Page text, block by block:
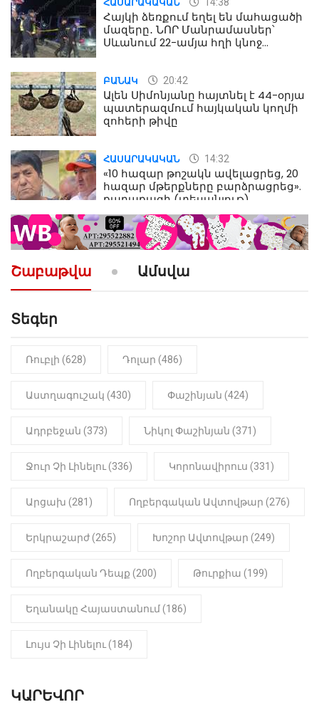
ՀԱՍԱՐԱԿԱԿԱՆ
Հայկի ձեռքում եղել են մահացածի
մազերը․ ՆՈՐ Մանրամասներ՝
Սևանում 22-ամյա հղի կնոջ
ԲԱՆԱԿ 20:42
Ալեն Սիմոնյանը հայտնել է 44-օրյա
պատերազմում հայկական կողմի
զոհերի թիվը
ՀԱՍԱՐԱԿԱԿԱՆ 14:32
«10 հազար թոշակն ավելացրեց, 20
հազար մթերքները բարձրացրեց».
քաղաքացի (տեսանյութ)
ՔԱՂԱՔԱԿԱՆ 10:52
«Լեզվիդ տալու փոխարեն
արտաբերիր այս երկու
նախադասությունը»․ Իշխան
Նիկոլ Փաշինյան
ԻՐԱԴԱՐՁԱՅԻՆ 22:01
մանկապղծության համար
մարմինը
Շաբաթվա Ամսվա
Տեգեր
Ռուբլի (628) Դոլար (486)
Աստղագուշակ (430) Փաշինյան (424)
Ադրբեջան (373) Նիկոլ Փաշինյան (371)
Ջուր Չի Լինելու (336) Կորոնավիրուս (331)
Արցախ (281) Ողբերգական Ավտովթար (276)
Երկրաշարժ (265) Խոշոր Ավտովթար (249)
Ողբերգական Դեպք (200) Թուրքիա (199)
Եղանակը Հայաստանում (186)
Լույս Չի Լինելու (184)
ԿԱՐԵՎՈՐ